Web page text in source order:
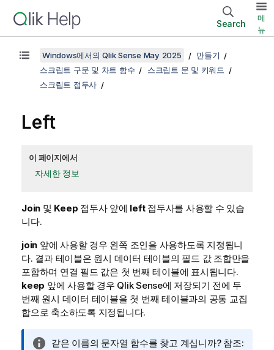
Search
메
뉴
Windows에서의 Qlik Sense May 2025
만들기
스크립트 구문 및 차트 함수
스크립트 문 및 키워드
스크립트 접두사
Left
이 페이지에서
자세한 정보
Join 및 Keep 접두사 앞에 left접두사를 사용할 수 있습
니다.
join 앞에 사용할 경우 왼쪽 조인을 사용하도록 지정됩니
다. 결과 테이블은 원시 데이터 테이블의 필드 값 조합만을
포함하며 연결 필드 값은 첫 번째 테이블에 표시됩니다.
keep 앞에 사용할 경우 Qlik Sense에 저장되기 전에 두
번째 원시 데이터 테이블을 첫 번째 테이블과의 공통 교집
합으로 축소하도록 지정됩니다.
정
같은 이름의 문자열 함수를 찾고 계십니까? 참조: